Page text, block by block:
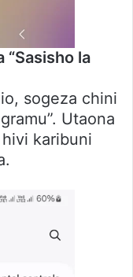
“Sasisho la
sogeza chini
Utaona
karibuni